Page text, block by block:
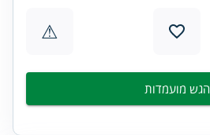
⚠
הגש מועמדות